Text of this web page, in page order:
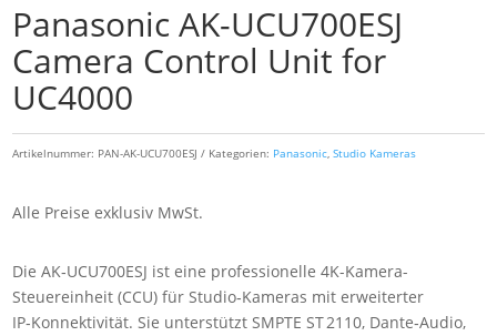
Panasonic AK-UCU700ESJ
Camera Control Unit for
UC4000
Artikelnummer: PAN-AK-UCU700ESJ Kategorien: Panasonic,Studio Kameras
Alle Preise exklusiv MwSt.
Die AK‑UCU700ESJ ist eine professionelle 4K-Kamera-
Steuereinheit (CCU) für Studio‑Kameras mit erweiterter
IP‑Konnektivität. Sie unterstützt SMPTE ST 2110, Dante‑Audio,